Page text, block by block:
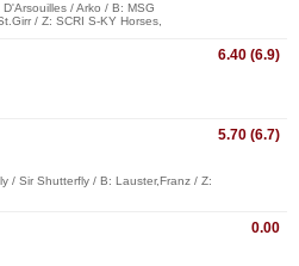
/ Arko / B: MSG
/ Z: SCRI S-KY Horses,
6.40 (6.9)
5.70 (6.7)
/ Sir Shutterfly / B: Lauster,Franz / Z:
0.00